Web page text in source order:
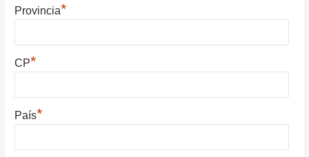
Provincia*
CP*
País*